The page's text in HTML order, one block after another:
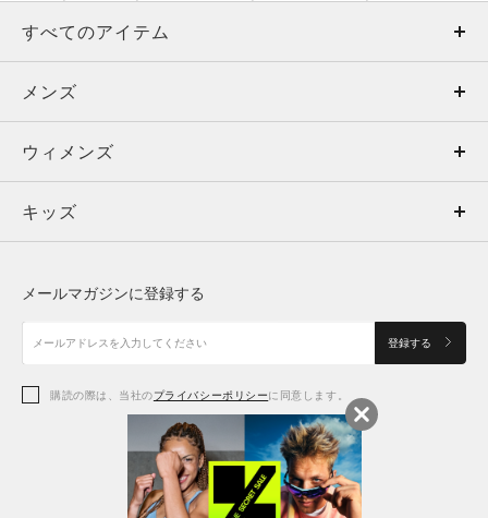
すべてのアイテム
メンズ
ウィメンズ
キッズ
アクセサリー
メンズ
トップス
ボトムス
アクセサリー
ウィメンズ
トップス
シューズ
アクセサリー
キッズ
シューズ
メールマガジンに登録する
登録する
購読の際は、当社のプライバシーポリシーに同意します。